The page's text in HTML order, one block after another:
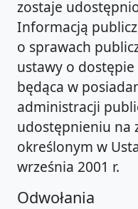
zostaje
Informacją
o sprawach
ustawy o
będąca w
administracji
udostępnieniu na
określonym w
września 2001 r.
Odwołania